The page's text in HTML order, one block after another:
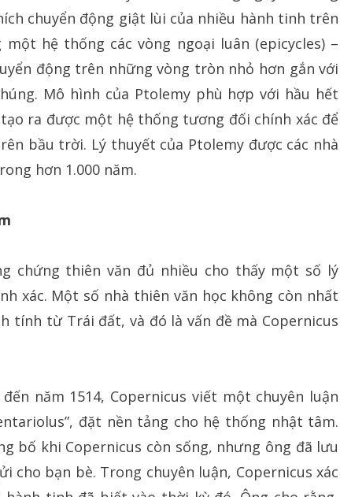
chuyển động giật lùi của nhiều hành tinh trên
hệ thống các vòng ngoại luân (epicycles) –
động trên những vòng tròn nhỏ hơn gắn với
Mô hình của Ptolemy phù hợp với hầu hết
ra được một hệ thống tương đối chính xác để
bầu trời. Lý thuyết của Ptolemy được các nhà
hơn 1.000 năm.
chứng thiên văn đủ nhiều cho thấy một số lý
xác. Một số nhà thiên văn học không còn nhất
tính từ Trái đất, và đó là vấn đề mà Copernicus
năm 1514, Copernicus viết một chuyên luận
đặt nền tảng cho hệ thống nhật tâm.
bố khi Copernicus còn sống, nhưng ông đã lưu
cho bạn bè. Trong chuyên luận, Copernicus xác